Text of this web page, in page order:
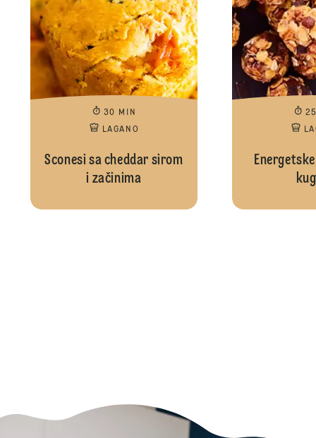
30 MIN
LAGANO
Sconesi sa cheddar sirom
i začinima